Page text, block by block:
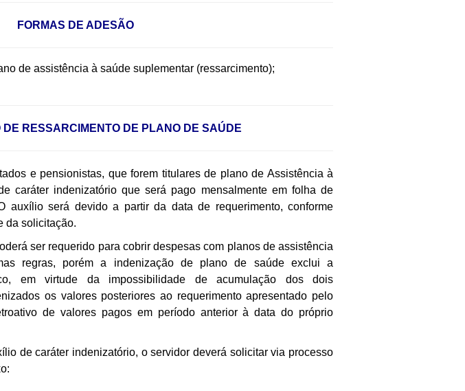
FORMAS DE ADESÃO
assistência à saúde suplementar (ressarcimento);
DE RESSARCIMENTO DE PLANO DE SAÚDE
e pensionistas, que forem titulares de plano de Assistência à
caráter indenizatório que será pago mensalmente em folha de
auxílio será devido a partir da data de requerimento, conforme
da solicitação.
ser requerido para cobrir despesas com planos de assistência
regras, porém a indenização de plano de saúde exclui a
em virtude da impossibilidade de acumulação dos dois
os valores posteriores ao requerimento apresentado pelo
de valores pagos em período anterior à data do próprio
caráter indenizatório, o servidor deverá solicitar via processo